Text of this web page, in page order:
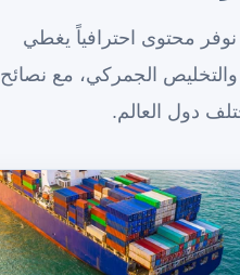
محتوى احترافياً يغطي
الجمركي، مع نصائح
دول العالم.